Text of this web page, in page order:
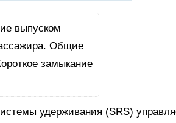
удерживания (SRS)